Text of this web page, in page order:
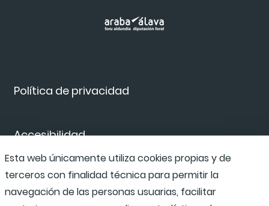
Política de privacidad
Accesibilidad
Canal de denuncias
Esta web únicamente utiliza cookies propias y de
terceros con finalidad técnica para permitir la
navegación de las personas usuarias, facilitar